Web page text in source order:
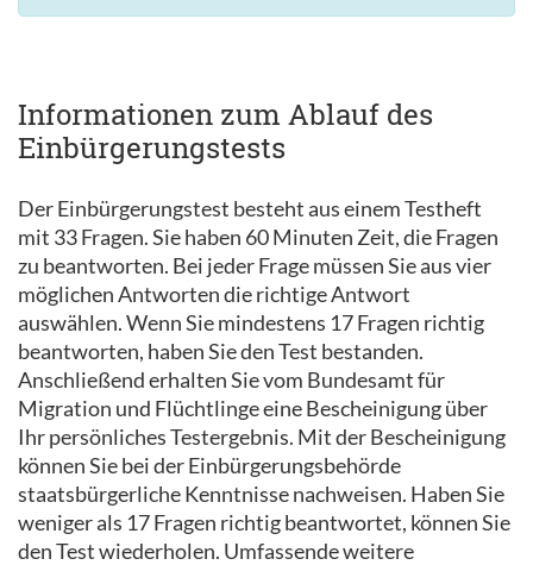
Informationen zum Ablauf des
Einbürgerungstests
Der Einbürgerungstest besteht aus einem Testheft
mit 33 Fragen. Sie haben 60 Minuten Zeit, die Fragen
zu beantworten. Bei jeder Frage müssen Sie aus vier
möglichen Antworten die richtige Antwort
auswählen. Wenn Sie mindestens 17 Fragen richtig
beantworten, haben Sie den Test bestanden.
Anschließend erhalten Sie vom Bundesamt für
Migration und Flüchtlinge eine Bescheinigung über
Ihr persönliches Testergebnis. Mit der Bescheinigung
können Sie bei der Einbürgerungsbehörde
staatsbürgerliche Kenntnisse nachweisen. Haben Sie
weniger als 17 Fragen richtig beantwortet, können Sie
den Test wiederholen. Umfassende weitere